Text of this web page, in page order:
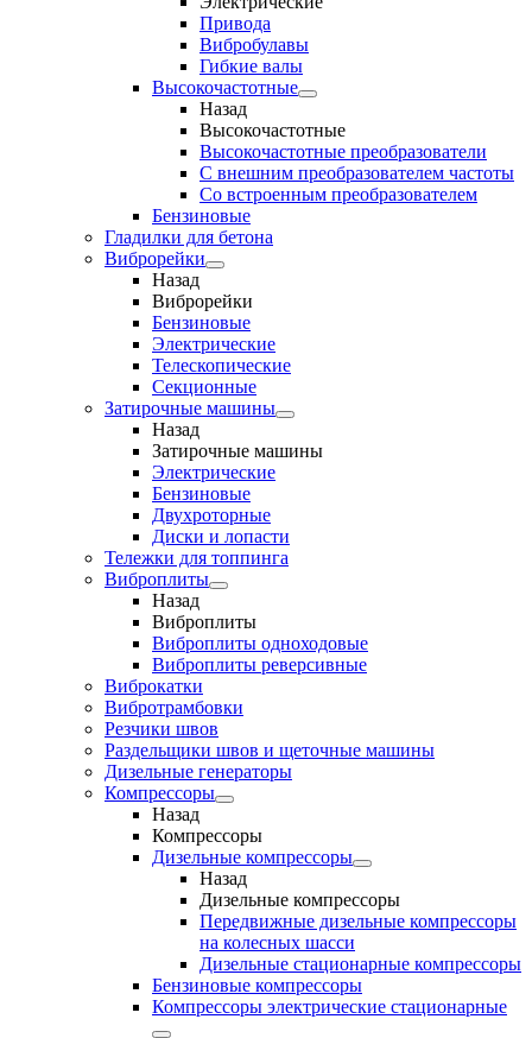
Привода
Вибробулавы
Гибкие валы
Высокочастотные
Назад
Высокочастотные
Высокочастотные преобразователи
С внешним преобразователем частоты
Cо встроенным преобразователем
Бензиновые
Гладилки для бетона
Виброрейки
Назад
Виброрейки
Бензиновые
Электрические
Телескопические
Секционные
Затирочные машины
Назад
Затирочные машины
Электрические
Бензиновые
Двухроторные
Диски и лопасти
Тележки для топпинга
Виброплиты
Назад
Виброплиты
Виброплиты одноходовые
Виброплиты реверсивные
Виброкатки
Вибротрамбовки
Резчики швов
Раздельщики швов и щеточные машины
Дизельные генераторы
Компрессоры
Назад
Компрессоры
Дизельные компрессоры
Назад
Дизельные компрессоры
Передвижные дизельные компрессоры
на колесных шасси
Дизельные стационарные компрессоры
Бензиновые компрессоры
Компрессоры электрические стационарные